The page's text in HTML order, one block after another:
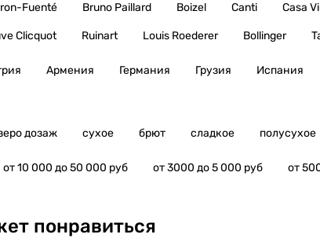
Fuenté Bruno Paillard Boizel Canti Casa
Clicquot Ruinart Louis Roederer Bollinger
Армения Германия Грузия Испания
дозаж сухое брют сладкое полусухое
от 10 000 до 50 000 руб от 3000 до 5 000 руб от
понравиться